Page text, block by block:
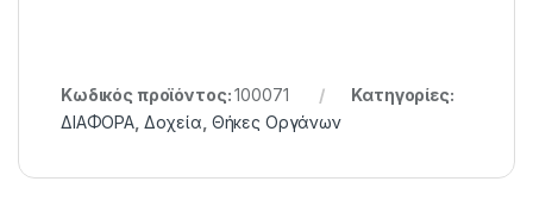
Κωδικός προϊόντος:100071
Κατηγορίες:
ΔΙΑΦΟΡΑ Δοχεία Θήκες Οργάνων